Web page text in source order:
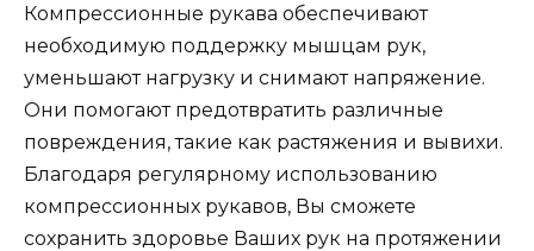
Компрессионные рукава обеспечивают
необходимую поддержку мышцам рук,
уменьшают нагрузку и снимают напряжение.
Они помогают предотвратить различные
повреждения, такие как растяжения и вывихи.
Благодаря регулярному использованию
компрессионных рукавов, Вы сможете
сохранить здоровье Ваших рук на протяжении